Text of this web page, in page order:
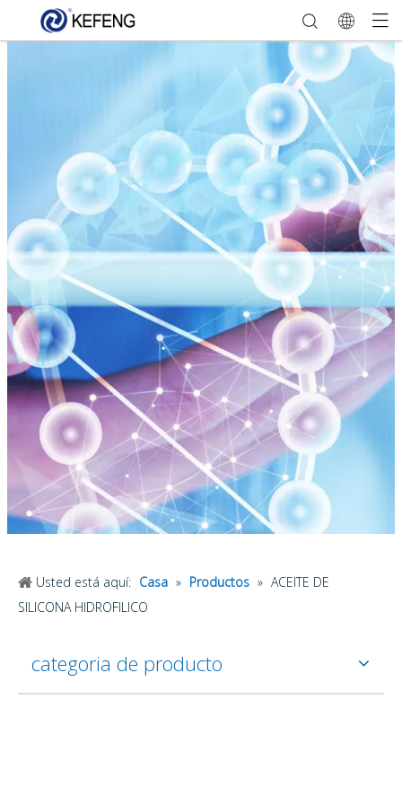
Usted está aquí: Casa » Productos » ACEITE DE
SILICONA HIDROFILICO
categoria de producto